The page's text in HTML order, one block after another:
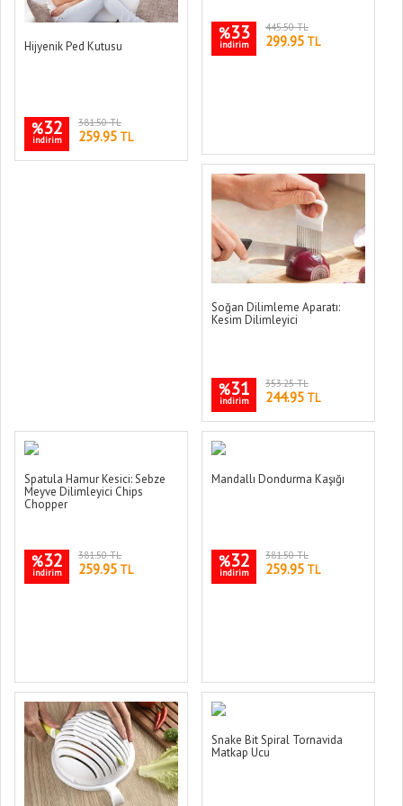
Hijyenik Ped Kutusu
%32
indirim
381.50 TL
259.95 TL
%33
indirim
445.50 TL
299.95 TL
Soğan Dilimleme Aparatı:
Kesim Dilimleyici
%31
indirim
353.25 TL
244.95 TL
Spatula Hamur Kesici: Sebze
Meyve Dilimleyici Chips
Chopper
%32
indirim
381.50 TL
259.95 TL
Mandallı Dondurma Kaşığı
%32
indirim
381.50 TL
259.95 TL
Snake Bit Spiral Tornavida
Matkap Ucu